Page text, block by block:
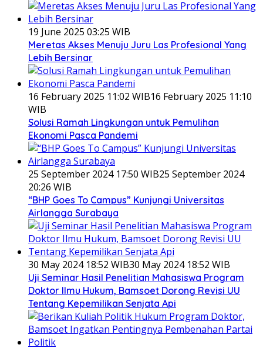
19 June 2025 03:25 WIB
Meretas Akses Menuju Juru Las Profesional Yang
Lebih Bersinar
16 February 2025 11:02 WIB16 February 2025 11:10
WIB
Solusi Ramah Lingkungan untuk Pemulihan
Ekonomi Pasca Pandemi
25 September 2024 17:50 WIB25 September 2024
20:26 WIB
“BHP Goes To Campus” Kunjungi Universitas
Airlangga Surabaya
30 May 2024 18:52 WIB30 May 2024 18:52 WIB
Uji Seminar Hasil Penelitian Mahasiswa Program
Doktor Ilmu Hukum, Bamsoet Dorong Revisi UU
Tentang Kepemilikan Senjata Api